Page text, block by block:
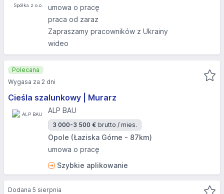
umowa o pracę
praca od zaraz
Zapraszamy pracowników z Ukrainy
wideo
Cieśla szalunkowy | Murarz
ALP BAU
3 000-3 500 € brutto / mies.
Opole (Łaziska Górne - 87km)
umowa o pracę
Szybkie aplikowanie
Polecana
Wygasa za 2 dni
Dodana 5 sierpnia